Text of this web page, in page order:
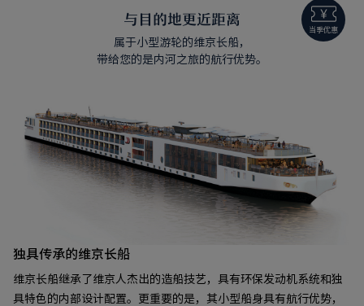
当季优惠
与目的地更近距离
属于小型游轮的维京长船，
带给您的是内河之旅的航行优势。
独具传承的维京长船
维京长船继承了维京人杰出的造船技艺，具有环保发动机系统和独
具特色的内部设计配置。更重要的是，其小型船身具有航行优势，